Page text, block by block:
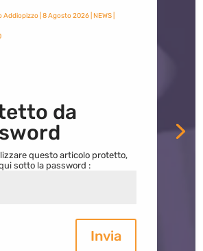
Addiopizzo| 8 Agosto 2026| NEWS|
da
questo articolo protetto,
sotto la password :
Invia